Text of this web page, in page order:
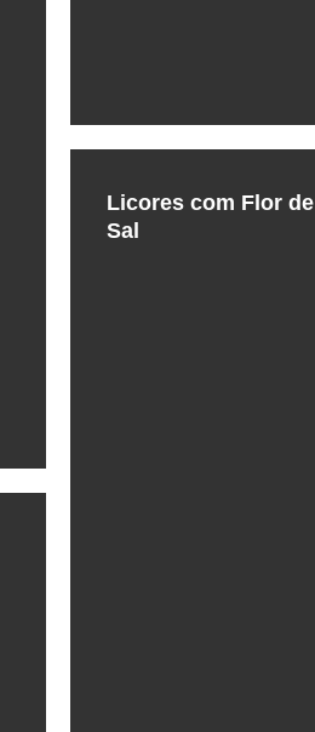
Licores com Flor de
Sal